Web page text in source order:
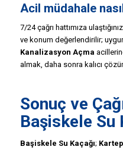
Acil müdahale
7/24 çağrı hattımıza
ve konum değerlendirilir;
Kanalizasyon Açma
almak, daha sonra kalıcı
Sonuç ve
Başiskele Su
Başiskele Su Kaçağı;